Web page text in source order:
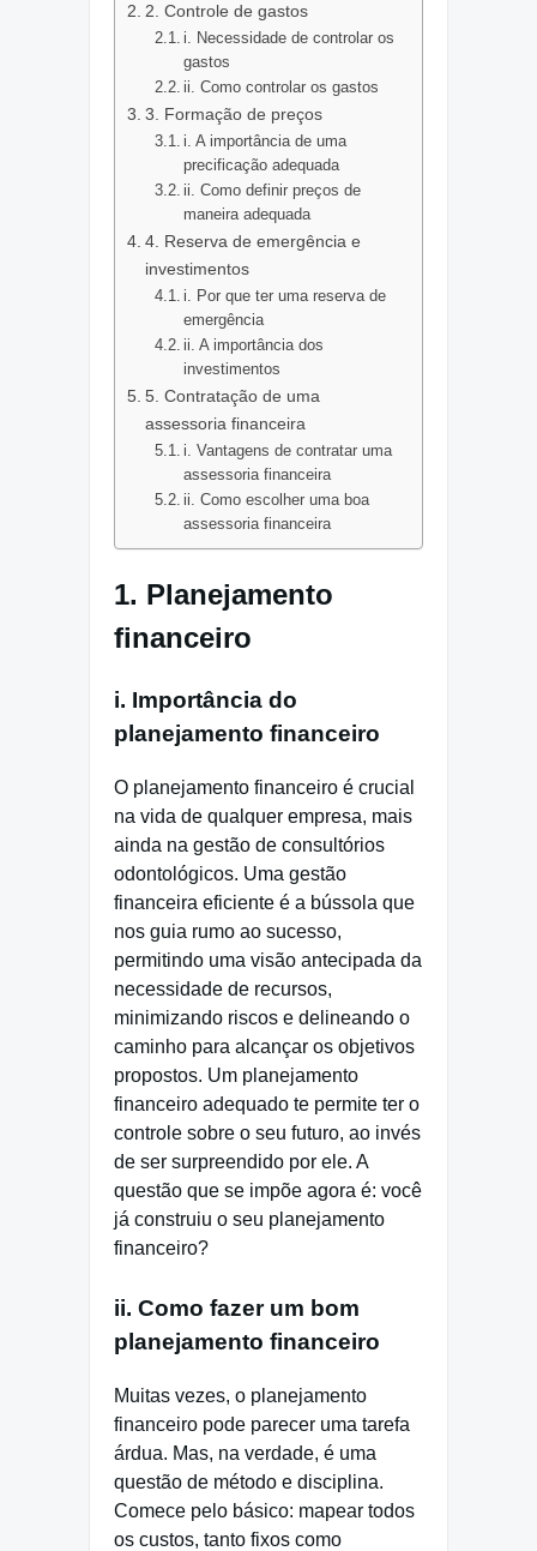
2. Controle de gastos
i. Necessidade de controlar os
gastos
ii. Como controlar os gastos
3. Formação de preços
i. A importância de uma
precificação adequada
ii. Como definir preços de
maneira adequada
4. Reserva de emergência e
investimentos
i. Por que ter uma reserva de
emergência
ii. A importância dos
investimentos
5. Contratação de uma
assessoria financeira
i. Vantagens de contratar uma
assessoria financeira
ii. Como escolher uma boa
assessoria financeira
1. Planejamento
financeiro
i. Importância do
planejamento financeiro
O planejamento financeiro é crucial
na vida de qualquer empresa, mais
ainda na gestão de consultórios
odontológicos. Uma gestão
financeira eficiente é a bússola que
nos guia rumo ao sucesso,
permitindo uma visão antecipada da
necessidade de recursos,
minimizando riscos e delineando o
caminho para alcançar os objetivos
propostos. Um planejamento
financeiro adequado te permite ter o
controle sobre o seu futuro, ao invés
de ser surpreendido por ele. A
questão que se impõe agora é: você
já construiu o seu planejamento
financeiro?
ii. Como fazer um bom
planejamento financeiro
Muitas vezes, o planejamento
financeiro pode parecer uma tarefa
árdua. Mas, na verdade, é uma
questão de método e disciplina.
Comece pelo básico: mapear todos
os custos, tanto fixos como